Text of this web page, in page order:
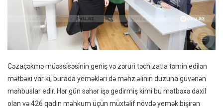
Cəzaçəkmə müəssisəsinin geniş və zəruri təchizatla təmin edilən
mətbəxi var ki, burada yeməkləri də məhz əlinin duzuna güvənən
məhbuslar edir. Hər gün səhər işə gedirmiş kimi bu mətbəxə daxil
olan və 426 qadın məhkum üçün müxtəlif növdə yemək bişirən